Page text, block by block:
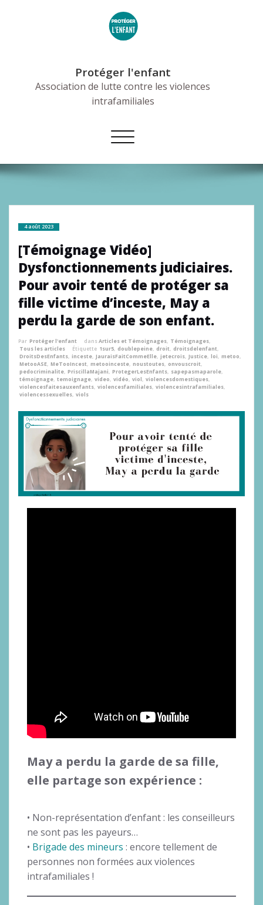
Protéger l'enfant
Association de lutte contre les violences
intrafamiliales
Afficher/masquer
la
4 août 2023
[Témoignage Vidéo]
Dysfonctionnements judiciaires.
Pour avoir tenté de protéger sa
fille victime d’inceste, May a
perdu la garde de son enfant.
Par Protéger l'enfant dansArticles et Témoignages, Témoignages,
Tous les articles
Étiquette 1sur5, doublepeine, droit, droitsdelenfant,
DroitsDesEnfants, inceste, JauraisFaitCommeElle, jetecrois, Justice, loi, metoo,
MetooASE, MeTooIncest, metooinceste, noustoutes, onvouscroit,
pedocriminalite, PriscillaMajani, ProtegerLesEnfants, sapepasmaparole,
témoignage, temoignage, video, vidéo, viol, violencesdomestiques,
violencesfaitesauxenfants, violencesfamiliales, violencesintrafamiliales,
violencessexuelles, viols
May a perdu la garde de sa fille,
elle partage son expérience :
• Non-représentation d’enfant : les conseilleurs
ne sont pas les payeurs…
• Brigade des mineurs : encore tellement de
personnes non formées aux violences
intrafamiliales !